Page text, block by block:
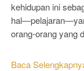
kehidupan ini
orang-orang yang
Baca